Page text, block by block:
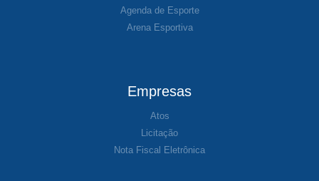
Agenda de Esporte
Arena Esportiva
Empresas
Atos
Licitação
Nota Fiscal Eletrônica